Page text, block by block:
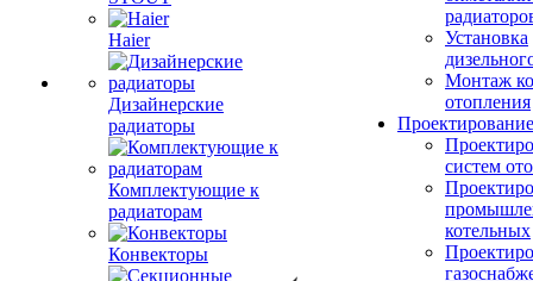
Haier
Дизайнерские
радиаторы
Комплектующие к
радиаторам
Конвекторы
Установка
Монтаж
отопления
Проектирование
систем
котельных